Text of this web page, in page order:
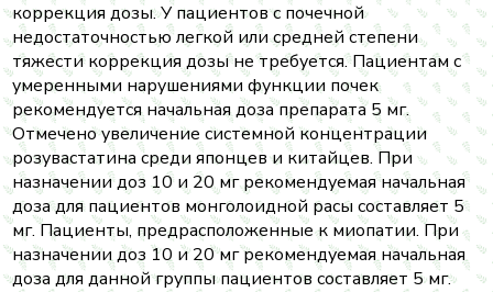
коррекция дозы. У пациентов с почечной
недостаточностью легкой или средней степени
тяжести коррекция дозы не требуется. Пациентам с
умеренными нарушениями функции почек
рекомендуется начальная доза препарата 5 мг.
Отмечено увеличение системной концентрации
розувастатина среди японцев и китайцев. При
назначении доз 10 и 20 мг рекомендуемая начальная
доза для пациентов монголоидной расы составляет 5
мг. Пациенты, предрасположенные к миопатии. При
назначении доз 10 и 20 мг рекомендуемая начальная
доза для данной группы пациентов составляет 5 мг.